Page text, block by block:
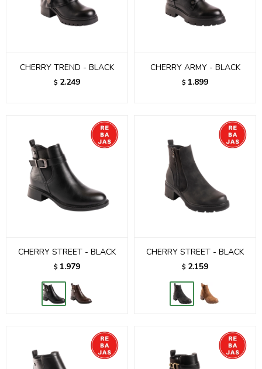
CHERRY TREND - BLACK
$ 2.249
CHERRY ARMY - BLACK
$ 1.899
CHERRY STREET - BLACK
$ 1.979
CHERRY STREET - BLACK
$ 2.159